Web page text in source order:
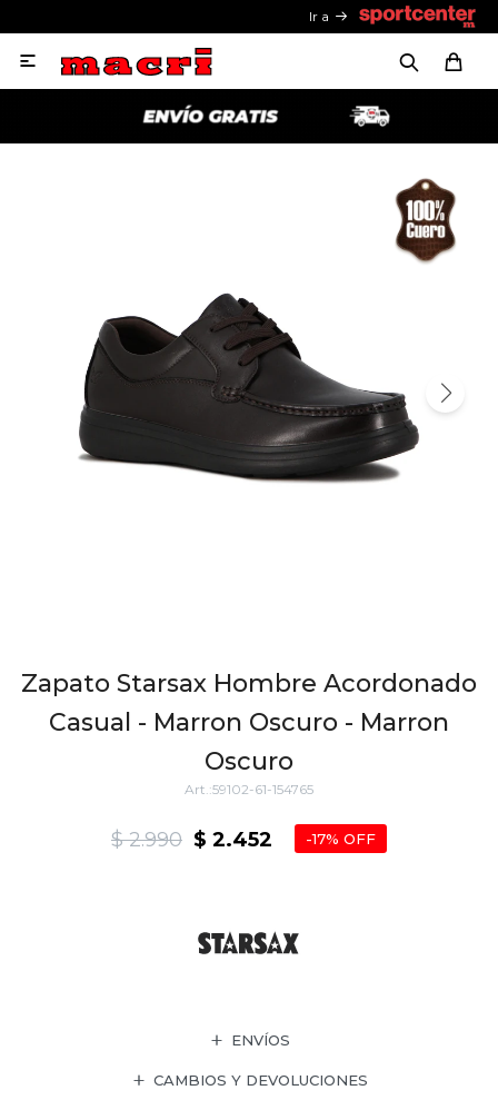
Ir a

Zapato Starsax Hombre Acordonado
Casual - Marron Oscuro - Marron
Oscuro
59102-61-154765
$ 2.452
$ 2.990 17
ENVÍOS
CAMBIOS Y DEVOLUCIONES